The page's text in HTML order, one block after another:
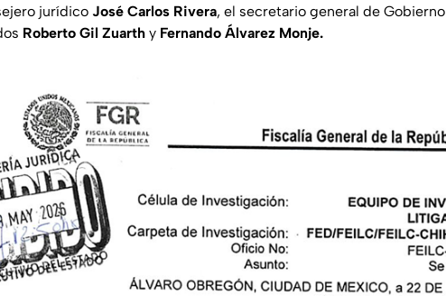
jurídico José Carlos Rivera, el secretario general de Gobierno
Roberto Gil Zuarth y Fernando Álvarez Monje.